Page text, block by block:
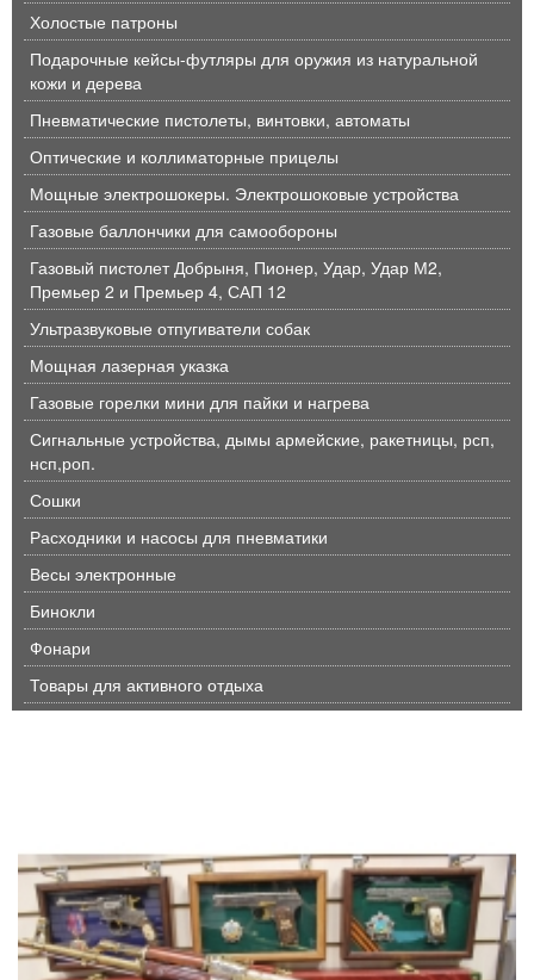
Холостые патроны
Подарочные кейсы-футляры для оружия из натуральной
кожи и дерева
Пневматические пистолеты, винтовки, автоматы
Оптические и коллиматорные прицелы
Мощные электрошокеры. Электрошоковые устройства
Газовые баллончики для самообороны
Газовый пистолет Добрыня, Пионер, Удар, Удар М2,
Премьер 2 и Премьер 4, САП 12
Ультразвуковые отпугиватели собак
Мощная лазерная указка
Газовые горелки мини для пайки и нагрева
Сигнальные устройства, дымы армейские, ракетницы, рсп,
нсп,роп.
Сошки
Расходники и насосы для пневматики
Весы электронные
Бинокли
Фонари
Товары для активного отдыха